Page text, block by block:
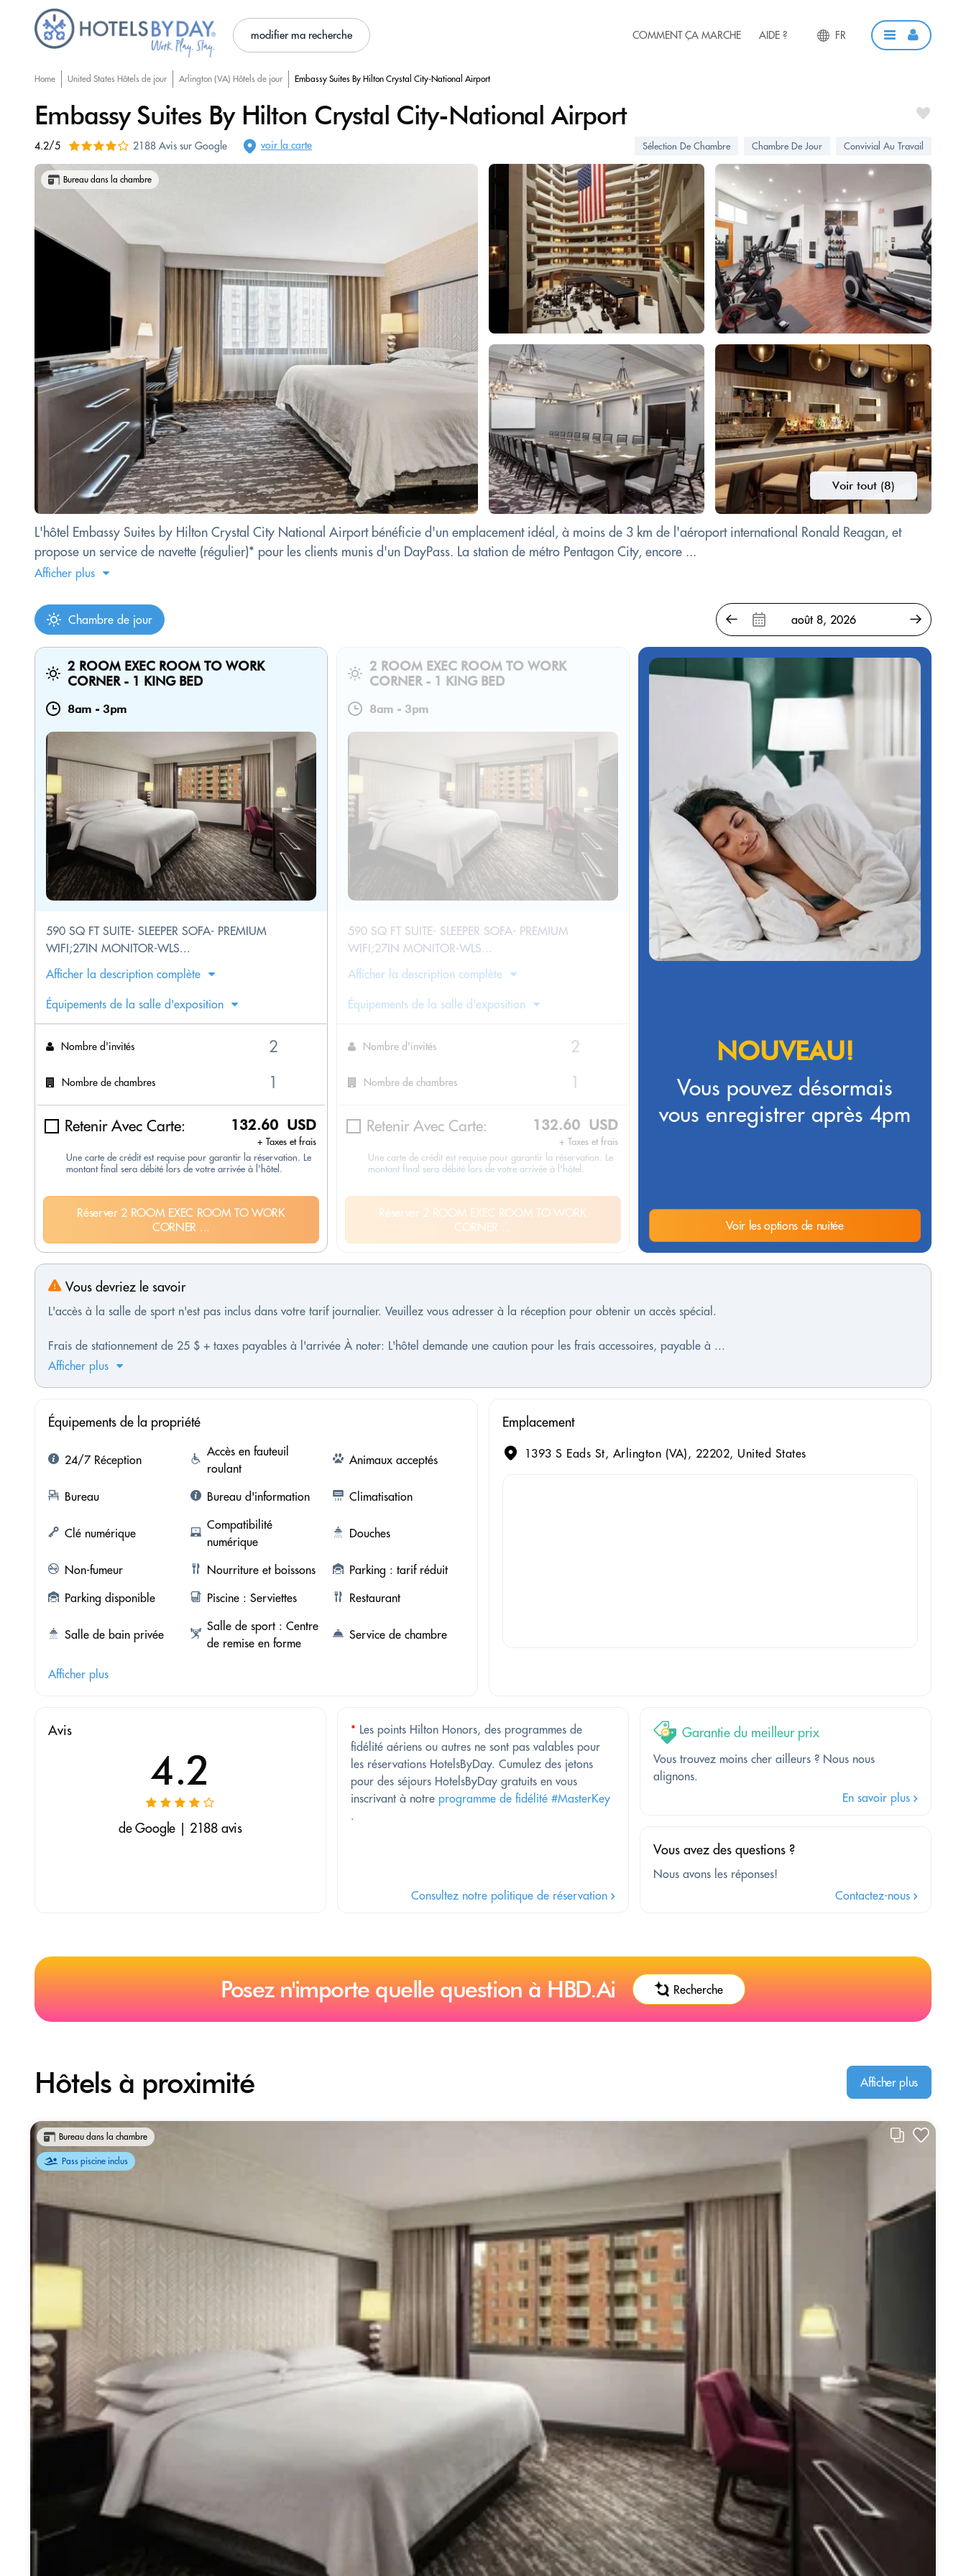
modifier ma recherche COMMENT ÇA MARCHE AIDE ? FR
Home United States Hôtels de jour Arlington (VA) Hôtels de jour Embassy Suites By Hilton Crystal City-National Airport
Embassy Suites By Hilton Crystal City-National Airport
4.2/5 2188 Avis sur Google voir la carte Sélection De Chambre Chambre De Jour Convivial Au Travail
Voir tout (8)
Bureau dans la chambre
L'hôtel Embassy Suites by Hilton Crystal City National Airport bénéficie d'un emplacement idéal, à moins de 3 km de l'aéroport international Ronald Reagan, et
propose un service de navette (régulier)* pour les clients munis d'un DayPass. La station de métro Pentagon City, encore ...
Afficher plus
Chambre de jour
2 ROOM EXEC ROOM TO WORK
CORNER - 1 KING BED
8am - 3pm
590 SQ FT SUITE- SLEEPER SOFA- PREMIUM
WIFI;27IN MONITOR-WLS...
Afficher la description complète
Équipements de la salle d'exposition
Nombre d'invités
Nombre de chambres
Retenir Avec Carte: 132.60 USD
+ Taxes et frais
Une carte de crédit est requise pour garantir la réservation. Le
montant final sera débité lors de votre arrivée à l'hôtel.
Réserver 2 ROOM EXEC ROOM TO WORK
CORNER ...
2 ROOM EXEC ROOM TO WORK
CORNER - 1 KING BED
8am - 3pm
590 SQ FT SUITE- SLEEPER SOFA- PREMIUM
WIFI;27IN MONITOR-WLS...
Afficher la description complète
Équipements de la salle d'exposition
Nombre d'invités
Nombre de chambres
Retenir Avec Carte: 132.60 USD
+ Taxes et frais
Une carte de crédit est requise pour garantir la réservation. Le
montant final sera débité lors de votre arrivée à l'hôtel.
Réserver 2 ROOM EXEC ROOM TO WORK
CORNER ...
NOUVEAU!
Vous pouvez désormais
vous enregistrer après 4pm
Voir les options de nuitée
Vous devriez le savoir
L'accès à la salle de sport n'est pas inclus dans votre tarif journalier. Veuillez vous adresser à la réception pour obtenir un accès spécial.
Frais de stationnement de 25 $ + taxes payables à l'arrivée À noter: L'hôtel demande une caution pour les frais accessoires, payable à ...
Afficher plus
Équipements de la propriété
24/7 Réception
Accès en fauteuil
roulant
Animaux acceptés
Bureau Bureau d'information Climatisation
Clé numérique
Compatibilité
numérique
Douches
Non-fumeur Nourriture et boissons
Parking : tarif réduit
Parking disponible
Piscine : Serviettes Restaurant
Salle de bain privée
Salle de sport : Centre
de remise en forme
Service de chambre
Afficher plus
Emplacement
1393 S Eads St, Arlington (VA), 22202, United States
Avis
4.2
de Google | 2188 avis
* Les points Hilton Honors, des programmes de
fidélité aériens ou autres ne sont pas valables pour
les réservations HotelsByDay. Cumulez des jetons
pour des séjours HotelsByDay gratuits en vous
inscrivant à notre programme de fidélité #MasterKey
.
Consultez notre politique de réservation
Garantie du meilleur prix
Vous trouvez moins cher ailleurs ? Nous nous
alignons.
En savoir plus
Vous avez des questions ?
Nous avons les réponses!
Contactez-nous
Posez n'importe quelle question à HBD.Ai Recherche
Hôtels à proximité Afficher plus
Bureau dans la chambre
Pass piscine inclus